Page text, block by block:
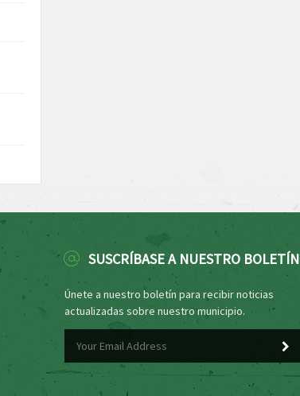
SUSCRÍBASE A NUESTRO BOLETÍN
Únete a nuestro boletín para recibir noticias
actualizadas sobre nuestro municipio.